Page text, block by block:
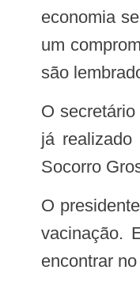
economia
um
são
O secretário de Vigilância em Saúde do Ministério da Saúde, Arnaldo Medeiros, afirmou que o programa lançado hoje é o maior
já realizado
Socorro
O presidente do Conasems, Willames Freire, completou: “Estamos trabalhando forte para colocar vacinas nas nossas salas de
vacinação.
encontrar